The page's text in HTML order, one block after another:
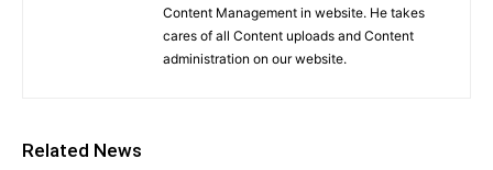
Content Management in website. He takes
cares of all Content uploads and Content
administration on our website.
Related News